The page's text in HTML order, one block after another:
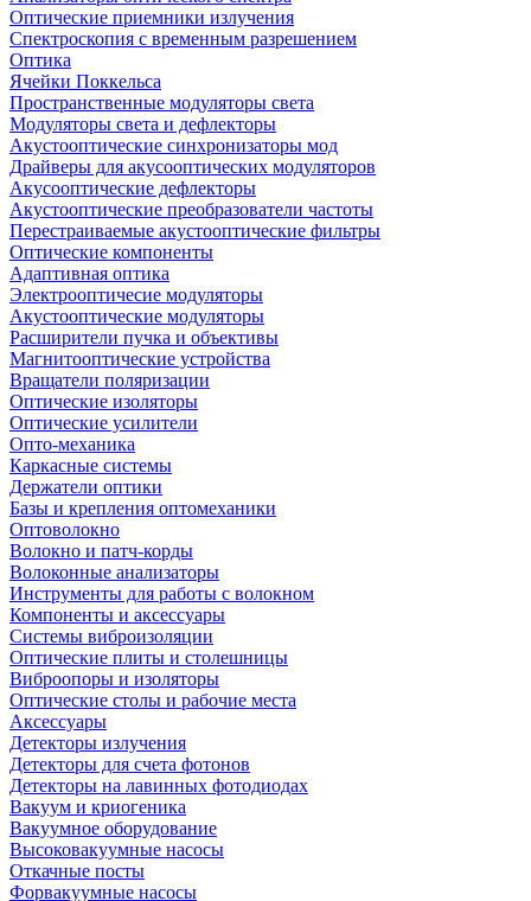
Оптические приемники излучения
Спектроскопия с временным разрешением
Оптика
Ячейки Поккельса
Пространственные модуляторы света
Модуляторы света и дефлекторы
Акустооптические синхронизаторы мод
Драйверы для акусооптических модуляторов
Акусооптические дефлекторы
Акустооптические преобразователи частоты
Перестраиваемые акустооптические фильтры
Оптические компоненты
Адаптивная оптика
Электрооптичесие модуляторы
Акустооптические модуляторы
Расширители пучка и объективы
Магнитооптические устройства
Вращатели поляризации
Оптические изоляторы
Оптические усилители
Опто-механика
Каркасные системы
Держатели оптики
Базы и крепления оптомеханики
Оптоволокно
Волокно и патч-корды
Волоконные анализаторы
Инструменты для работы с волокном
Компоненты и аксессуары
Системы виброизоляции
Оптические плиты и столешницы
Виброопоры и изоляторы
Оптические столы и рабочие места
Аксессуары
Детекторы излучения
Детекторы для счета фотонов
Детекторы на лавинных фотодиодах
Вакуум и криогеника
Вакуумное оборудование
Высоковакуумные насосы
Откачные посты
Форвакуумные насосы